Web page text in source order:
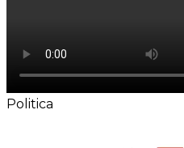
Politica